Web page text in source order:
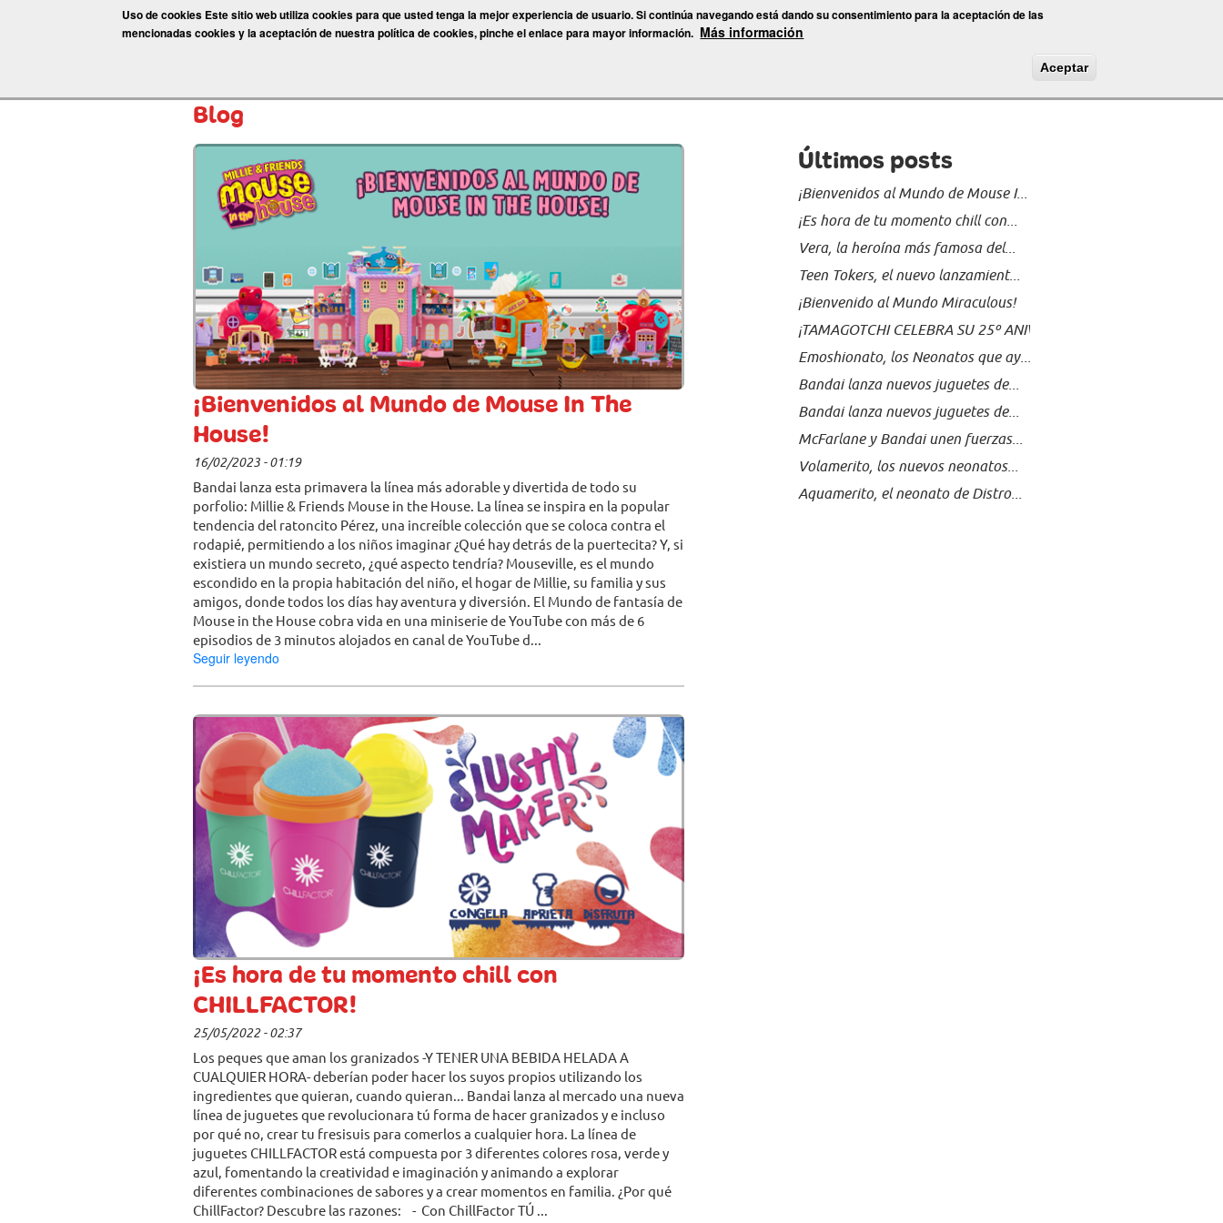
Uso de cookies Este sitio web utiliza cookies para que usted tenga la mejor experiencia de usuario. Si continúa navegando está dando su consentimiento para la aceptación de las
mencionadas cookies y la aceptación de nuestra política de cookies, pinche el enlace para mayor información. Más información
Aceptar
Juguetes Promociones Juegos Vídeos Nuestras marcas BLOG
Blog
¡Bienvenidos al Mundo de Mouse In The
House!
16/02/2023 - 01:19
Bandai lanza esta primavera la línea más adorable y divertida de todo su
porfolio: Millie & Friends Mouse in the House. La línea se inspira en la popular
tendencia del ratoncito Pérez, una increíble colección que se coloca contra el
rodapié, permitiendo a los niños imaginar ¿Qué hay detrás de la puertecita? Y, si
existiera un mundo secreto, ¿qué aspecto tendría? Mouseville, es el mundo
escondido en la propia habitación del niño, el hogar de Millie, su familia y sus
amigos, donde todos los días hay aventura y diversión. El Mundo de fantasía de
Mouse in the House cobra vida en una miniserie de YouTube con más de 6
episodios de 3 minutos alojados en canal de YouTube d...
Seguir leyendo
¡Es hora de tu momento chill con
CHILLFACTOR!
25/05/2022 - 02:37
Los peques que aman los granizados -Y TENER UNA BEBIDA HELADA A
CUALQUIER HORA- deberían poder hacer los suyos propios utilizando los
ingredientes que quieran, cuando quieran... Bandai lanza al mercado una nueva
línea de juguetes que revolucionara tú forma de hacer granizados y e incluso
por qué no, crear tu fresisuis para comerlos a cualquier hora. La línea de
juguetes CHILLFACTOR está compuesta por 3 diferentes colores rosa, verde y
azul, fomentando la creatividad e imaginación y animando a explorar
diferentes combinaciones de sabores y a crear momentos en familia. ¿Por qué
ChillFactor? Descubre las razones: - Con ChillFactor TÚ ...
Últimos posts
¡Bienvenidos al Mundo de Mouse I...
¡Es hora de tu momento chill con...
Vera, la heroína más famosa del...
Teen Tokers, el nuevo lanzamient...
¡Bienvenido al Mundo Miraculous!
¡TAMAGOTCHI CELEBRA SU 25º ANIVE...
Emoshionato, los Neonatos que ay...
Bandai lanza nuevos juguetes de...
Bandai lanza nuevos juguetes de...
McFarlane y Bandai unen fuerzas...
Volamerito, los nuevos neonatos...
Aquamerito, el neonato de Distro...